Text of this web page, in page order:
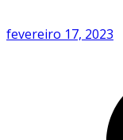
fevereiro 17, 2023